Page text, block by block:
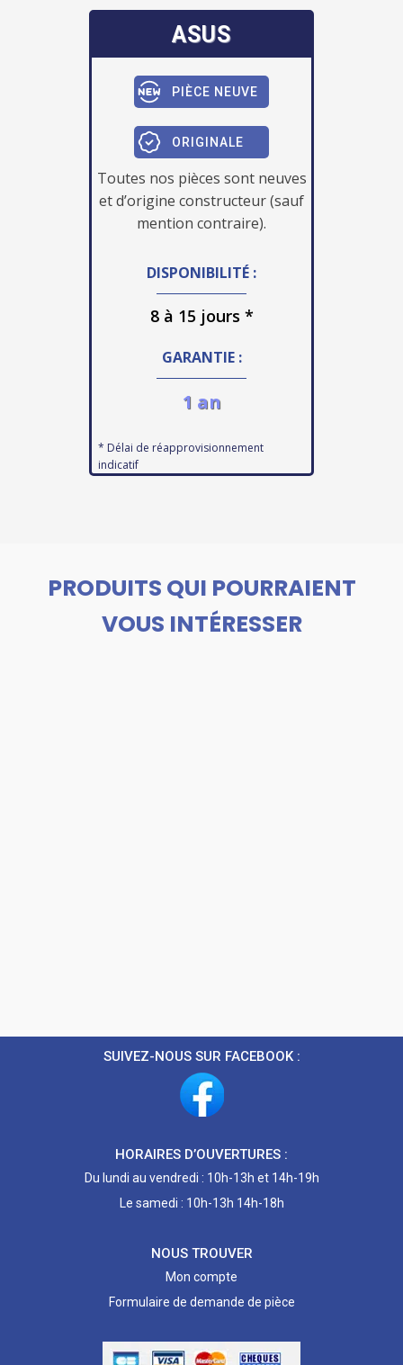
ASUS
PIÈCE NEUVE
ORIGINALE
Toutes nos pièces sont neuves
et d’origine constructeur (sauf
mention contraire).
DISPONIBILITÉ :
8 à 15 jours *
GARANTIE :
1 an
* Délai de réapprovisionnement
indicatif
PRODUITS QUI POURRAIENT
VOUS INTÉRESSER
SUIVEZ-NOUS SUR FACEBOOK :
HORAIRES D’OUVERTURES :
Du lundi au vendredi : 10h-13h et 14h-19h
Le samedi : 10h-13h 14h-18h
NOUS TROUVER
Mon compte
Formulaire de demande de pièce